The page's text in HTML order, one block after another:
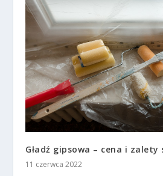
Gładź gipsowa – cena i
11 czerwca 2022